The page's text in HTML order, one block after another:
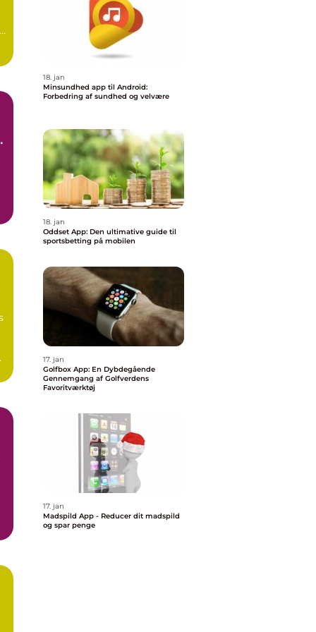
18. jan
Minsundhed app til Android:
Forbedring af sundhed og velvære
18. jan
Oddset App: Den ultimative guide til
sportsbetting på mobilen
17. jan
Golfbox App: En Dybdegående
Gennemgang af Golfverdens
Favoritværktøj
17. jan
Madspild App - Reducer dit madspild
og spar penge